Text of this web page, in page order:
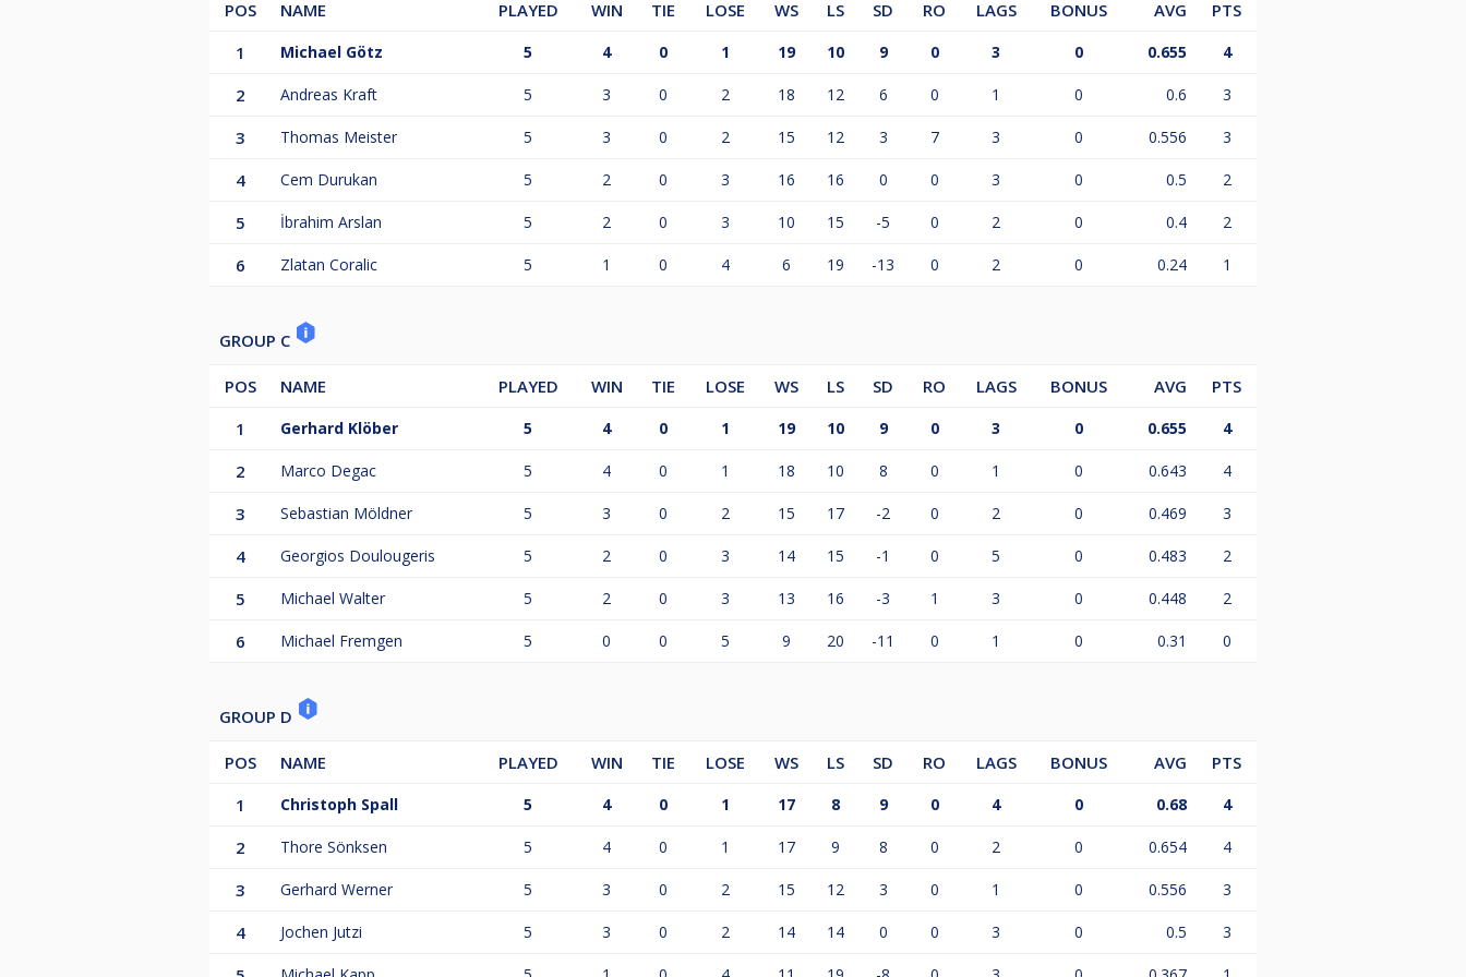
4. 27,-€
POS NAME PLAYED WIN TIE LOSE WS LS SD RO LAGS BONUS AVG
PTS
1
Michael Götz 5 4 0 1 19 10 9 0 3 0 0.655 4
2 Andreas Kraft 5 3 0 2 18 12 6 0 1 0 0.6 3
3 Thomas Meister 5 3 0 2 15 12 3 7 3 0 0.556 3
4 Cem Durukan 5 2 0 3 16 16 0 0 3 0 0.5 2
5 İbrahim Arslan 5 2 0 3 10 15 -5 0 2 0 0.4 2
6 Zlatan Coralic 5 1 0 4 6 19 -13 0 2 0 0.24 1
GROUP C
POS NAME PLAYED WIN TIE LOSE WS LS SD RO LAGS BONUS AVG
PTS
1
Gerhard Klöber 5 4 0 1 19 10 9 0 3 0 0.655 4
2 Marco Degac 5 4 0 1 18 10 8 0 1 0 0.643 4
3 Sebastian Möldner 5 3 0 2 15 17 -2 0 2 0 0.469 3
4 Georgios Doulougeris 5 2 0 3 14 15 -1 0 5 0 0.483 2
5 Michael Walter 5 2 0 3 13 16 -3 1 3 0 0.448 2
6 Michael Fremgen 5 0 0 5 9 20 -11 0 1 0 0.31 0
GROUP D
POS NAME PLAYED WIN TIE LOSE WS LS SD RO LAGS BONUS AVG
PTS
1
Christoph Spall 5 4 0 1 17 8 9 0 4 0 0.68 4
2 Thore Sönksen 5 4 0 1 17 9 8 0 2 0 0.654 4
3 Gerhard Werner 5 3 0 2 15 12 3 0 1 0 0.556 3
4 Jochen Jutzi 5 3 0 2 14 14 0 0 3 0 0.5 3